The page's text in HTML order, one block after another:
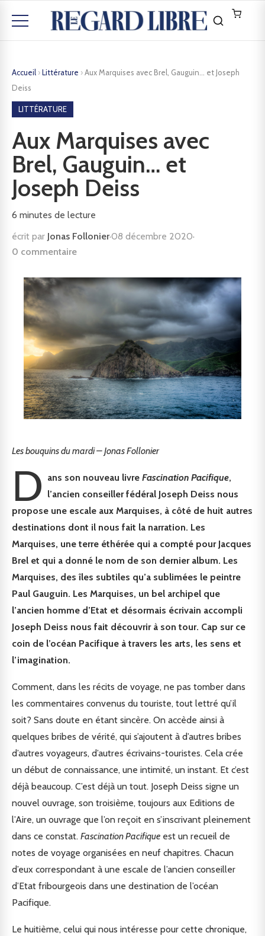
Accueil ›Littérature ›Aux Marquises avec Brel, Gauguin… et Joseph
Deiss
LITTÉRATURE
Aux Marquises avec
Brel, Gauguin… et
Joseph Deiss
6 minutes de lecture
écrit par Jonas Follonier·08 décembre 2020·
0 commentaire
Les bouquins du mardi – Jonas Follonier
D ans son nouveau livreFascination Pacifique,
l’ancien conseiller fédéral Joseph Deiss nous
propose une escale aux Marquises, à côté de huit autres
destinations dont il nous fait la narration. Les
Marquises, une terre éthérée qui a compté pour Jacques
Brel et qui a donné le nom de son dernier album. Les
Marquises, des îles subtiles qu’a sublimées le peintre
Paul Gauguin. Les Marquises, un bel archipel que
l’ancien homme d’Etat et désormais écrivain accompli
Joseph Deiss nous fait découvrir à son tour. Cap sur ce
coin de l’océan Pacifique à travers les arts, les sens et
l’imagination.
Comment, dans les récits de voyage, ne pas tomber dans
les commentaires convenus du touriste, tout lettré qu’il
soit? Sans doute en étant sincère. On accède ainsi à
quelques bribes de vérité, qui s’ajoutent à d’autres bribes
d’autres voyageurs, d’autres écrivains-touristes. Cela crée
un début de connaissance, une intimité, un instant. Et c’est
déjà beaucoup. C’est déjà un tout. Joseph Deiss signe un
nouvel ouvrage, son troisième, toujours aux Editions de
l’Aire, un ouvrage que l’on reçoit en s’inscrivant pleinement
dans ce constat. Fascination Pacifique est un recueil de
notes de voyage organisées en neuf chapitres. Chacun
d’eux correspondant à une escale de l’ancien conseiller
d’Etat fribourgeois dans une destination de l’océan
Pacifique.
Le huitième, celui qui nous intéresse pour cette chronique,